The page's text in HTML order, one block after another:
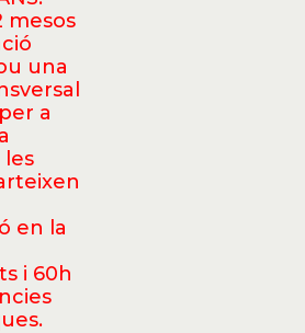
mesos
una
a
en la
i 60h